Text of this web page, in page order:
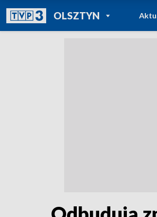
OLSZTYNPOWRÓT DO
TVP REGIONY